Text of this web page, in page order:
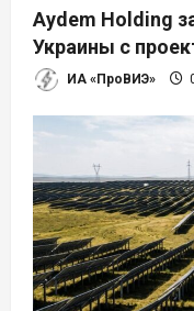
Aydem Holding
Украины с
ИА «ПроВИЭ»